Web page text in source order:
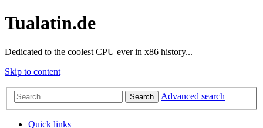
Tualatin.de
Dedicated to the coolest CPU ever in x86 history...
Skip to content
Search Advanced search
Quick links